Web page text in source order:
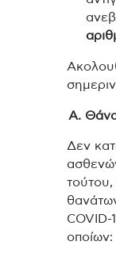
Α.
Δεν
COVID-
οποίων: